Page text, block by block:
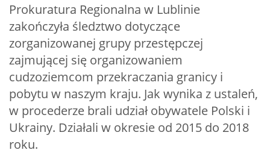
Prokuratura Regionalna w Lublinie
zakończyła śledztwo dotyczące
zorganizowanej grupy przestępczej
zajmującej się organizowaniem
cudzoziemcom przekraczania granicy i
pobytu w naszym kraju. Jak wynika z ustaleń,
w procederze brali udział obywatele Polski i
Ukrainy. Działali w okresie od 2015 do 2018
roku.